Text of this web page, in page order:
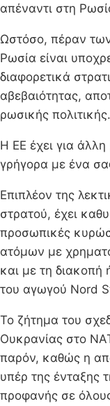
απέναντι στη
Ωστόσο, πέραν
Ρωσία είναι
διαφορετικά
αβεβαιότητας,
ρωσικής πολιτικής.
Η ΕΕ έχει για
γρήγορα με ένα
Επιπλέον της
στρατού, έχει
προσωπικές
ατόμων με
και με τη διακοπή
του αγωγού Nord
Το ζήτημα του
Ουκρανίας στο
παρόν, καθώς η
υπέρ της ένταξης
προφανής σε